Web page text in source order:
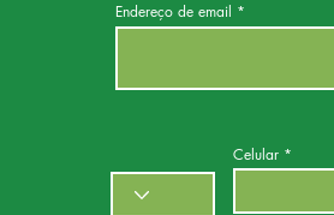
Endereço de email
Celular